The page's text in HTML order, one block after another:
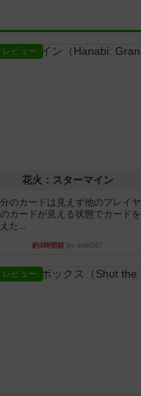
レビュー
花火：スターマイン
のカードは見えず他のプレイヤ
カードが見える状態でカードを
た...
約4時間前 by mob567
レビュー